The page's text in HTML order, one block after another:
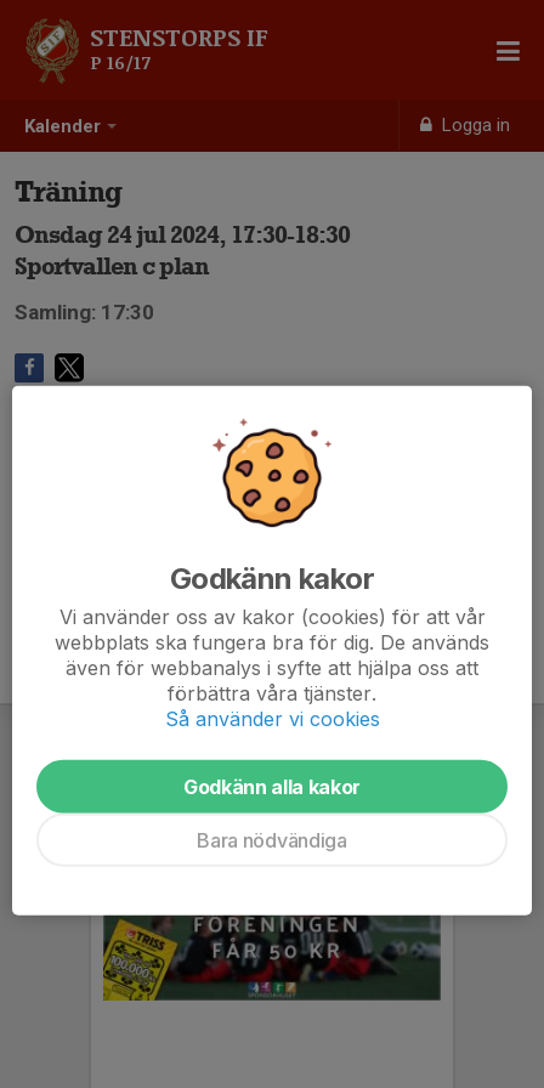
Kalender Logga in
STENSTORPS IF
P 16/17
Träning
Onsdag 24 jul 2024, 17:30-18:30
Sportvallen c plan
Samling: 17:30
Godkänn kakor
Vi använder oss av kakor (cookies) för att vår
webbplats ska fungera bra för dig. De används
även för webbanalys i syfte att hjälpa oss att
förbättra våra tjänster.
Så använder vi cookies
Godkänn alla kakor
Bara nödvändiga